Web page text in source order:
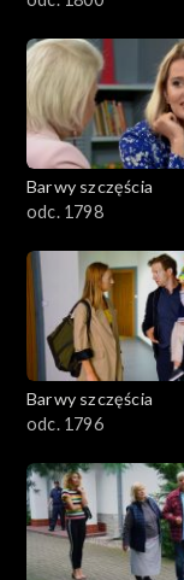
2901-3000
2801–2900
2701–2800
2501–2600
2401–2500
2301–2400
2201–2300
2101–2200
Barwy szczęścia
odc. 1798
Barwy szczęścia
odc. 1796